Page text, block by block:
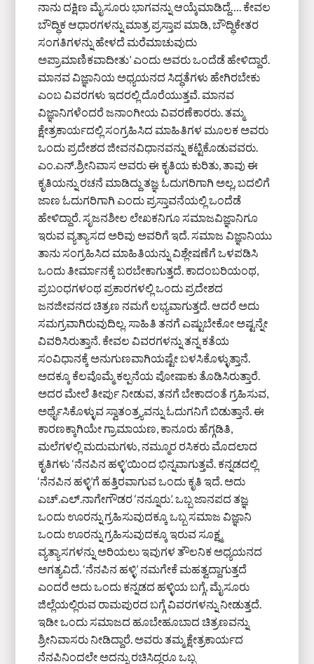
ನಾನು ದಕ್ಷಿಣ ಮೈಸೂರು ಭಾಗವನ್ನು ಆಯ್ಕೆಮಾಡಿದ್ದೆ…. ಕೇವಲ
ಬೌದ್ಧಿಕ ಆಧಾರಗಳನ್ನು ಮಾತ್ರ ಪ್ರಸ್ತಾಪ ಮಾಡಿ, ಬೌದ್ಧಿಕೇತರ
ಸಂಗತಿಗಳನ್ನು ಹೇಳದೆ ಮರೆಮಾಚುವುದು
ಅಪ್ರಾಮಾಣಿಕವಾದೀತು’ ಎಂದು ಅವರು ಒಂದೆಡೆ ಹೇಳಿದ್ದಾರೆ.
ಮಾನವ ವಿಜ್ಞಾನಿಯ ಅಧ್ಯಯನದ ಸಿದ್ಧತೆಗಳು ಹೇಗಿರಬೇಕು
ಎಂಬ ವಿವರಗಳು ಇದರಲ್ಲಿ ದೊರೆಯುತ್ತವೆ. ಮಾನವ
ವಿಜ್ಞಾನಿಗಳೆಂದರೆ ಜನಾಂಗೀಯ ವಿವರಣೆಕಾರರು. ತಮ್ಮ
ಕ್ಷೇತ್ರಕಾರ್ಯದಲ್ಲಿ ಸಂಗ್ರಹಿಸಿದ ಮಾಹಿತಿಗಳ ಮೂಲಕ ಅವರು
ಒಂದು ಪ್ರದೇಶದ ಜೀವನವಿಧಾನವನ್ನು ಕಟ್ಟಿಕೊಡುವವರು.
ಎಂ.ಎನ್.ಶ್ರೀನಿವಾಸ ಅವರು ಈ ಕೃತಿಯ ಕುರಿತು, ತಾವು ಈ
ಕೃತಿಯನ್ನು ರಚನೆ ಮಾಡಿದ್ದು ತಜ್ಞ ಓದುಗರಿಗಾಗಿ ಅಲ್ಲ, ಬದಲಿಗೆ
ಜಾಣ ಓದುಗರಿಗಾಗಿ ಎಂದು ಪ್ರಸ್ತಾವನೆಯಲ್ಲಿ ಒಂದೆಡೆ
ಹೇಳಿದ್ದಾರೆ. ಸೃಜನಶೀಲ ಲೇಖಕನಿಗೂ ಸಮಾಜವಿಜ್ಞಾನಿಗೂ
ಇರುವ ವ್ಯತ್ಯಾಸದ ಅರಿವು ಅವರಿಗೆ ಇದೆ. ಸಮಾಜ ವಿಜ್ಞಾನಿಯು
ತಾನು ಸಂಗ್ರಹಿಸಿದ ಮಾಹಿತಿಯನ್ನು ವಿಶ್ಲೇಷಣೆಗೆ ಒಳಪಡಿಸಿ
ಒಂದು ತೀರ್ಮಾನಕ್ಕೆ ಬರಬೇಕಾಗುತ್ತದೆ. ಕಾದಂಬರಿಯಂಥ,
ಪ್ರಬಂಧಗಳಂಥ ಪ್ರಕಾರಗಳಲ್ಲಿ ಒಂದು ಪ್ರದೇಶದ
ಜನಜೀವನದ ಚಿತ್ರಣ ನಮಗೆ ಲಭ್ಯವಾಗುತ್ತದೆ. ಆದರೆ ಅದು
ಸಮಗ್ರವಾಗಿರುವುದಿಲ್ಲ. ಸಾಹಿತಿ ತನಗೆ ಎಷ್ಟುಬೇಕೋ ಅಷ್ಟನ್ನೇ
ವಿವರಿಸಿರುತ್ತಾನೆ. ಕೇವಲ ವಿವರಗಳನ್ನು ತನ್ನ ಕತೆಯ
ಸಂವಿಧಾನಕ್ಕೆ ಅನುಗುಣವಾಗಿಯಷ್ಟೇ ಬಳಸಿಕೊಳ್ಳುತ್ತಾನೆ.
ಅದಕ್ಕೂ ಕೆಲವೊಮ್ಮೆ ಕಲ್ಪನೆಯ ಪೋಷಾಕು ತೊಡಿಸಿರುತ್ತಾರೆ.
ಅದರ ಮೇಲೆ ತೀರ್ಪು ನೀಡುವ, ತನಗೆ ಬೇಕಾದಂತೆ ಗ್ರಹಿಸುವ,
ಅರ್ಥೈಸಿಕೊಳ್ಳುವ ಸ್ವಾತಂತ್ರ್ಯವನ್ನು ಓದುಗನಿಗೆ ಬಿಡುತ್ತಾನೆ. ಈ
ಕಾರಣಕ್ಕಾಗಿಯೇ ಗ್ರಾಮಾಯಣ, ಕಾನೂರು ಹೆಗ್ಗಡಿತಿ,
ಮಲೆಗಳಲ್ಲಿ ಮದುಮಗಳು, ನಮ್ಮೂರ ರಸಿಕರು ಮೊದಲಾದ
ಕೃತಿಗಳು ‘ನೆನಪಿನ ಹಳ್ಳಿ’ಯಿಂದ ಭಿನ್ನವಾಗುತ್ತವೆ. ಕನ್ನಡದಲ್ಲಿ
‘ನೆನಪಿನ ಹಳ್ಳಿ’ಗೆ ಹತ್ತಿರವಾಗುವ ಒಂದು ಕೃತಿ ಇದೆ. ಅದು
ಎಚ್.ಎಲ್.ನಾಗೇಗೌಡರ ‘ನನ್ನೂರು’. ಒಬ್ಬ ಜಾನಪದ ತಜ್ಞ
ಒಂದು ಊರನ್ನು ಗ್ರಹಿಸುವುದಕ್ಕೂ ಒಬ್ಬ ಸಮಾಜ ವಿಜ್ಞಾನಿ
ಒಂದು ಊರನ್ನು ಗ್ರಹಿಸುವುದಕ್ಕೂ ಇರುವ ಸೂಕ್ಷ್ಮ
ವ್ಯತ್ಯಾಸಗಳನ್ನು ಅರಿಯಲು ಇವುಗಳ ತೌಲನಿಕ ಅಧ್ಯಯನದ
ಅಗತ್ಯವಿದೆ. ‘ನೆನಪಿನ ಹಳ್ಳಿ’ ನಮಗೇಕೆ ಮಹತ್ವದ್ದಾಗುತ್ತದೆ
ಎಂದರೆ ಅದು ಒಂದು ಕನ್ನಡದ ಹಳ್ಳಿಯ ಬಗ್ಗೆ, ಮೈಸೂರು
ಜಿಲ್ಲೆಯಲ್ಲಿರುವ ರಾಮಪುರದ ಬಗ್ಗೆ ವಿವರಗಳನ್ನು ನೀಡುತ್ತದೆ.
ಇಡೀ ಒಂದು ಸಮಾಜದ ಹೂಬೇಹೂಬಾದ ಚಿತ್ರಣವನ್ನು
ಶ್ರೀನಿವಾಸರು ನೀಡಿದ್ದಾರೆ. ಅವರು ತಮ್ಮ ಕ್ಷೇತ್ರಕಾರ್ಯದ
ನೆನಪಿನಿಂದಲೇ ಅದನ್ನು ರಚಿಸಿದ್ದರೂ ಒಬ್ಬ